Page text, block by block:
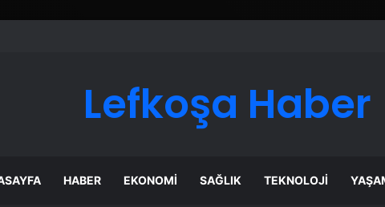
Lefkoşa Haber
HABER EKONOMI SAĞLIK TEKNOLOJI